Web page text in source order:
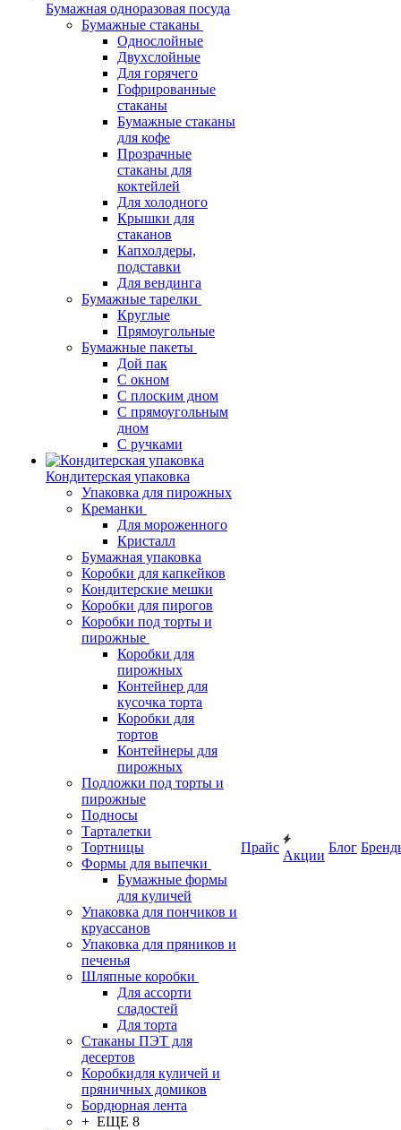
Бумажная одноразовая посуда
Бумажные стаканы
Однослойные
Двухслойные
Для горячего
Гофрированные
стаканы
Бумажные стаканы
для кофе
Прозрачные
стаканы для
коктейлей
Для холодного
Крышки для
стаканов
Капхолдеры,
подставки
Для вендинга
Бумажные тарелки
Круглые
Прямоугольные
Бумажные пакеты
Дой пак
С окном
С плоским дном
С прямоугольным
дном
С ручками
Кондитерская упаковка
Упаковка для пирожных
Креманки
Для мороженного
Кристалл
Бумажная упаковка
Коробки для капкейков
Кондитерские мешки
Коробки для пирогов
Коробки под торты и
пирожные
Коробки для
пирожных
Контейнер для
кусочка торта
Коробки для
тортов
Контейнеры для
пирожных
Подложки под торты и
пирожные
Подносы
Тарталетки
Тортницы
Формы для выпечки
Бумажные формы
для куличей
Упаковка для пончиков и
круассанов
Упаковка для пряников и
печенья
Шляпные коробки
Для ассорти
сладостей
Для торта
Стаканы ПЭТ для
десертов
Коробкидля куличей и
пряничных домиков
Бордюрная лента
+ ЕЩЕ 8
Прайс
Акции
Блог